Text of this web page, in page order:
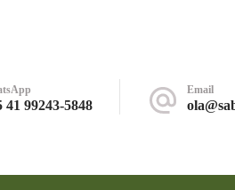
41 99243-5848
Email